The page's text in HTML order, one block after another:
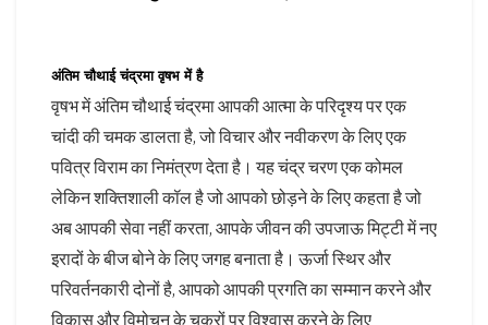
अंतिम चौथाई चंद्रमा वृषभ में है
वृषभ में अंतिम चौथाई चंद्रमा आपकी आत्मा के परिदृश्य पर एक
चांदी की चमक डालता है, जो विचार और नवीकरण के लिए एक
पवित्र विराम का निमंत्रण देता है। यह चंद्र चरण एक कोमल
लेकिन शक्तिशाली कॉल है जो आपको छोड़ने के लिए कहता है जो
अब आपकी सेवा नहीं करता, आपके जीवन की उपजाऊ मिट्टी में नए
इरादों के बीज बोने के लिए जगह बनाता है। ऊर्जा स्थिर और
परिवर्तनकारी दोनों है, आपको आपकी प्रगति का सम्मान करने और
विकास और विमोचन के चक्रों पर विश्वास करने के लिए